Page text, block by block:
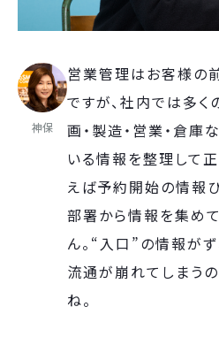
神保
営業管理はお客様の
ですが、社内では多く
画・製造・営業・倉庫
いる情報を整理して
えば予約開始の情報
部署から情報を集め
ん。“入口”の情報が
流通が崩れてしまう
ね。